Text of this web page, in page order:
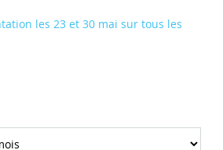
les 23 et 30 mai sur tous les